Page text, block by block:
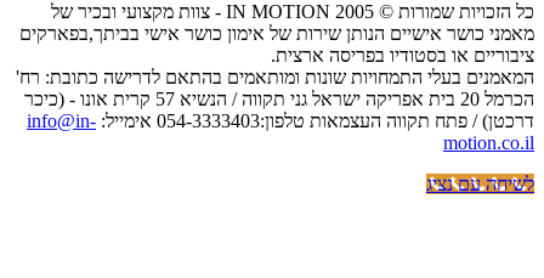
כל הזכויות שמורות © IN MOTION 2005 - צוות מקצועי ובכיר של
מאמני כושר אישיים הנותן שירות של אימון כושר אישי בביתך,בפארקים
ציבוריים או בסטודיו בפריסה ארצית.
המאמנים בעלי התמחויות שונות ומותאמים בהתאם לדרישה כתובת: רח'
הכרמל 20 בית אפריקה ישראל גני תקווה / הנשיא 57 קרית אונו - (כיכר
דרכטן) / פתח תקווה העצמאות טלפון:054-3333403 אימייל:
info@in-
motion.co.il
לשיחה עם נציג